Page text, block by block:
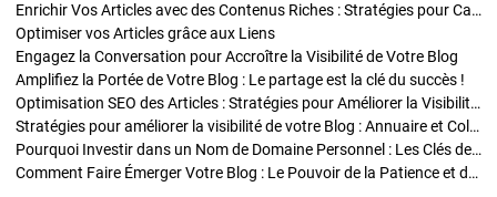
Enrichir Vos Articles avec des Contenus Riches : Stratégies pour Captiver et Optimiser
Optimiser vos Articles grâce aux Liens
Engagez la Conversation pour Accroître la Visibilité de Votre Blog
Amplifiez la Portée de Votre Blog : Le partage est la clé du succès !
Optimisation SEO des Articles : Stratégies pour Améliorer la Visibilité de Votre Blog
Stratégies pour améliorer la visibilité de votre Blog : Annuaire et Collaborations
Pourquoi Investir dans un Nom de Domaine Personnel : Les Clés de la Réussite de Votre Blog
Comment Faire Émerger Votre Blog : Le Pouvoir de la Patience et de la Persévérance